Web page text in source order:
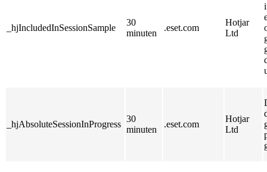
_hjIncludedInSessionSample
30
minuten
.eset.com
Hotjar
Ltd
_hjAbsoluteSessionInProgress
30
minuten
.eset.com
Hotjar
Ltd